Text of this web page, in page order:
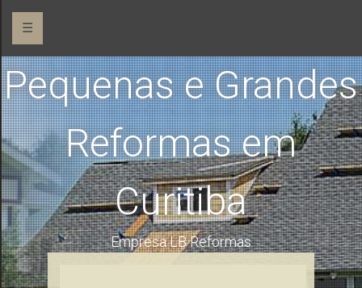
☰
Pequenas e Grandes
Reformas em
Curitiba
Empresa LB Reformas